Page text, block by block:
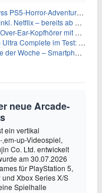
Horror-Adventure für 27,99€
ab 9€/Monat (statt 17,99€)
mit ANC für 149,99€
Moppwäsche & erstaunlich viel Technik in nur 8,9 cm Höhe
Tarife & SIM-Only im Überblick
neue Arcade-
ein vertikal
up-Videospiel,
Co. Ltd. entwickelt
am 30.07.2026
für PlayStation 5,
Xbox Series X/S
Spielhalle